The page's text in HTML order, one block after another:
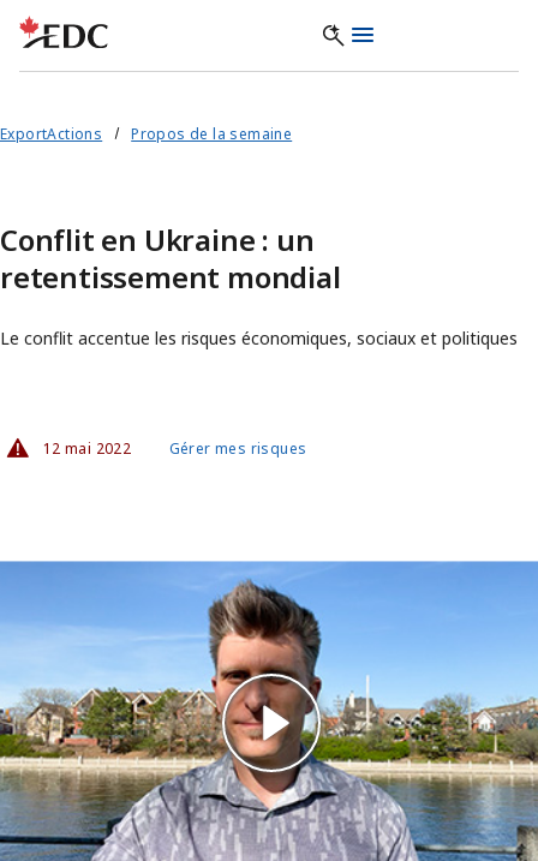
ExportActions Propos de la semaine
Conflit en Ukraine : un
retentissement mondial
Le conflit accentue les risques économiques, sociaux et politiques
12 mai 2022 Gérer mes risques